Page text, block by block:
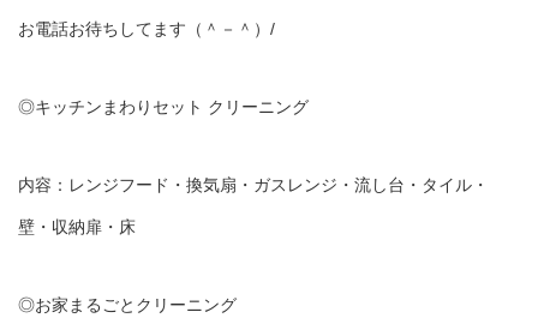
お電話お待ちしてます（＾－＾）/
◎キッチンまわりセット クリーニング
内容：レンジフード・換気扇・ガスレンジ・流し台・タイル・
壁・収納扉・床
◎お家まるごとクリーニング